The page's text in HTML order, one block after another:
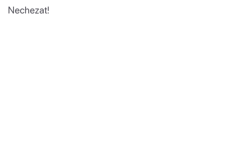
Nechezat!